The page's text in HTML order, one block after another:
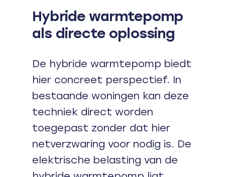
Hybride warmtepomp
als directe oplossing
De hybride warmtepomp biedt
hier concreet perspectief. In
bestaande woningen kan deze
techniek direct worden
toegepast zonder dat hier
netverzwaring voor nodig is. De
elektrische belasting van de